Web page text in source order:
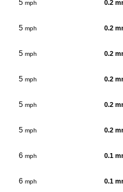
5 mph 0.2
5 mph 0.2
5 mph 0.2
5 mph 0.2
5 mph 0.2
5 mph 0.2
6 mph 0.1
6 mph 0.1